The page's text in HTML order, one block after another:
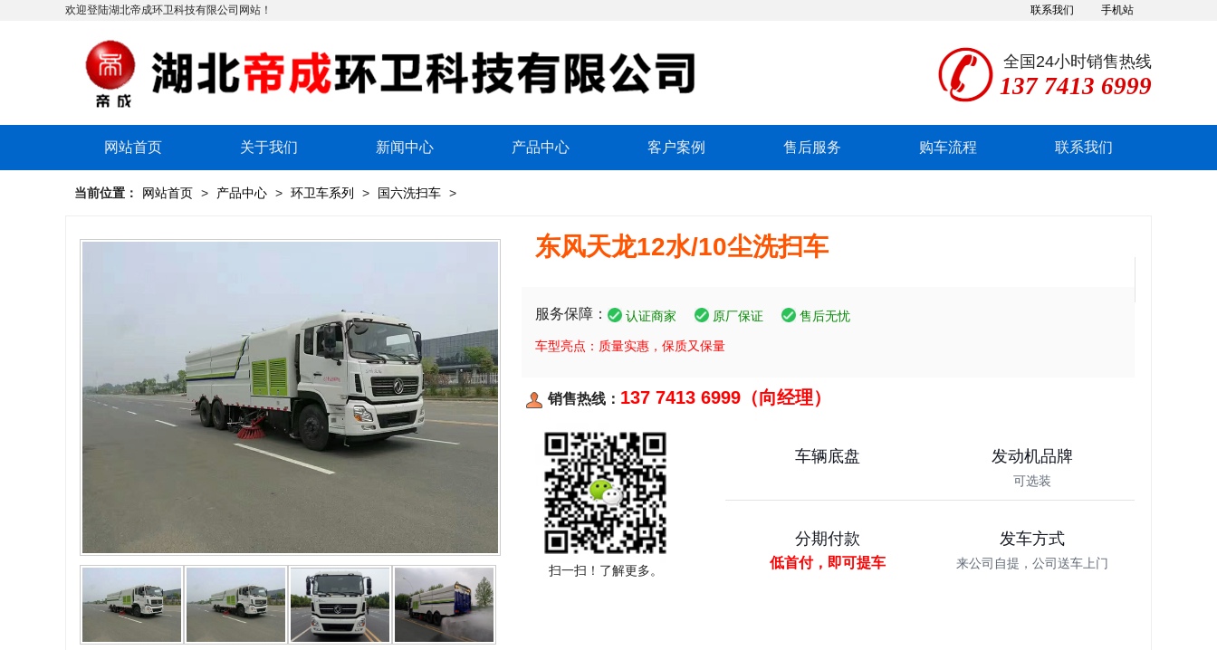
欢迎登陆湖北帝成环卫科技有限公司网站！ 手机站
联系我们
全国24小时销售热线
137 7413 6999
网站首页 关于我们 新闻中心 产品中心 客户案例 售后服务 购车流程 联系我们
当前位置： 网站首页 > 产品中心 > 环卫车系列 > 国六洗扫车 >
东风天龙12水/10尘洗扫车
服务保障： 认证商家 原厂保证 售后无忧
车型亮点：质量实惠，保质又保量
销售热线： 137 7413 6999（向经理）
扫一扫！了解更多。
车辆底盘 发动机品牌
可选装
分期付款
低首付，即可提车
发车方式
来公司自提，公司送车上门